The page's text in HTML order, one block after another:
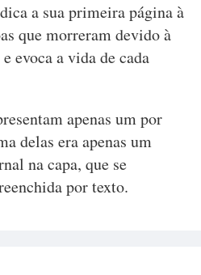
a sua primeira página à
que morreram devido à
evoca a vida de cada
apenas um por
delas era apenas um
na capa, que se
por texto.